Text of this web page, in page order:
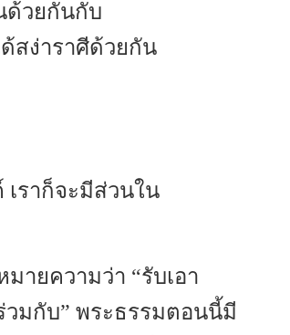
ด้วยกันกับ
สง่าราศีด้วยกัน
ราก็จะมีส่วนใน
ายความว่า “รับเอา
มกับ” พระธรรมตอนนี้มี